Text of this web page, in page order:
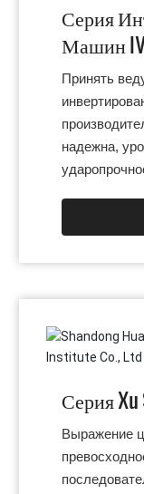
Серия
Машин
Принять
надежна,
матовая
условия
экрана на
дисплея,
комфортный.
низкого
Серия Xu
Выражение